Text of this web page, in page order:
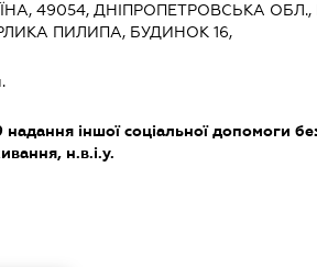
49054, ДНІПРОПЕТРОВСЬКА ОБЛ.,
ПИЛИПА, БУДИНОК 16,
надання іншої соціальної допомоги
н.в.і.у.